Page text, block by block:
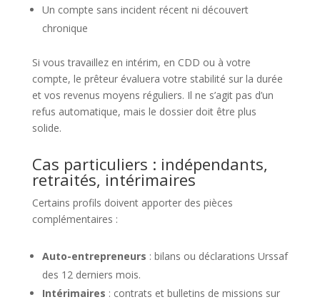
Un compte sans incident récent ni découvert
chronique
Si vous travaillez en intérim, en CDD ou à votre
compte, le prêteur évaluera votre stabilité sur la durée
et vos revenus moyens réguliers. Il ne s’agit pas d’un
refus automatique, mais le dossier doit être plus
solide.
Cas particuliers : indépendants,
retraités, intérimaires
Certains profils doivent apporter des pièces
complémentaires :
Auto-entrepreneurs : bilans ou déclarations Urssaf
des 12 derniers mois.
Intérimaires : contrats et bulletins de missions sur